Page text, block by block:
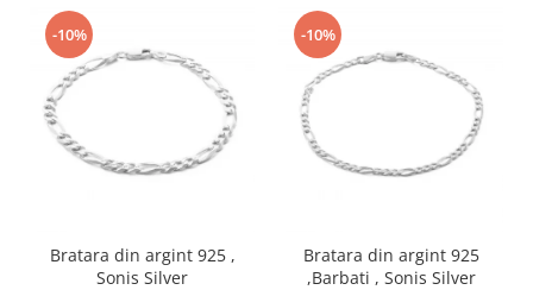
-10%
Bratara din argint 925 ,
Sonis Silver
-10%
Bratara din argint 925
,Barbati , Sonis Silver